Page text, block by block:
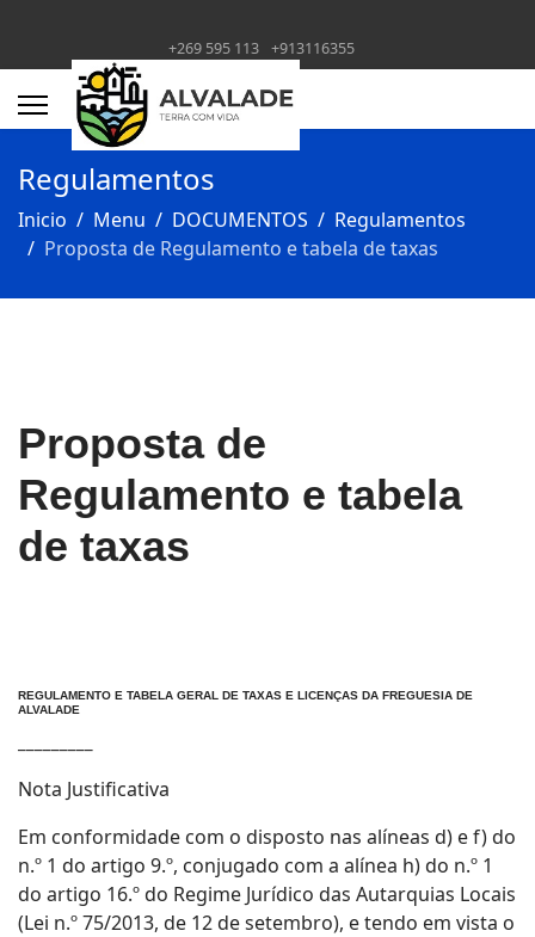
+269 595 113 +913116355
Regulamentos
Inicio Menu DOCUMENTOS
Regulamentos
Proposta de Regulamento e tabela de taxas
Proposta de
Regulamento e tabela
de taxas
REGULAMENTO E TABELA GERAL DE TAXAS E LICENÇAS DA FREGUESIA DE
ALVALADE
Nota Justificativa
Em conformidade com o disposto nas alíneas d) e f) do
n.º 1 do artigo 9.º, conjugado com a alínea h) do n.º 1
do artigo 16.º do Regime Jurídico das Autarquias Locais
(Lei n.º 75/2013, de 12 de setembro), e tendo em vista o